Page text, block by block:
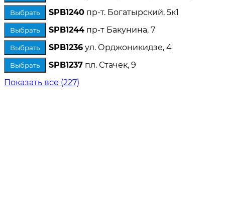
Выбрать SPB1240 пр-т. Богатырский, 5к1
Выбрать SPB1244 пр-т Бакунина, 7
Выбрать SPB1236 ул. Орджоникидзе, 4
Выбрать SPB1237 пл. Стачек, 9
Показать все (227)